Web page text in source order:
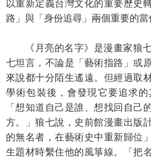
施
服
服
務
信
箱
網
站
導
以重新定義台灣文化的重要歷史
路」與「身份追尋」兩個重要的當
《月亮的名字》是漫畫家狼
七坦言，不論是「藝術指路」或
來說都十分陌生遙遠。但經過取
學術包裝後，會發現它要追求的
「想知道自己是誰、想找回自己
方。」狼七說，史前館漫畫出版
的無名者，在藝術史中重新歸位
生題材時繫住他的風箏線。「把